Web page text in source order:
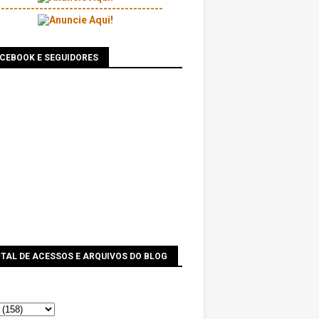
E SEGUIDORES
DE ACESSOS E ARQUIVOS DO BLOG